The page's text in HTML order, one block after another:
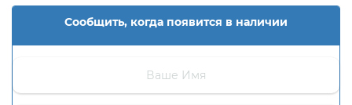
Сообщить, когда появится в наличии